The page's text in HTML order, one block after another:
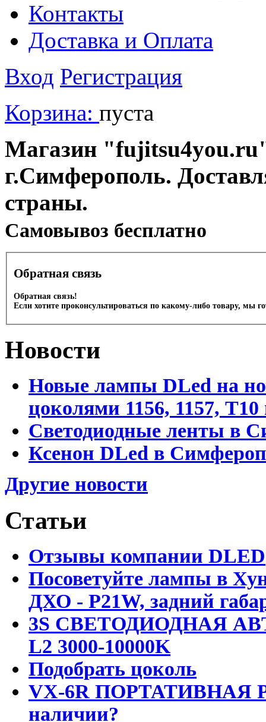
Контакты
Доставка и Оплата
Вход Регистрация
Корзина: пуста
Магазин
г.Симферополь.
страны.
Cамовывоз бесплатно
Обратная связь
Обратная связь!
Если хотите проконсультироваться по какому-либо товару, мы
Новости
Новые лампы DLed на
цоколями 1156, 1157,
Светодиодные ленты в
Ксенон DLed в
Другие новости
Статьи
Отзывы компании DLED
Посоветуйте лампы в
ДХО - P21W, задний
3S СВЕТОДИОДНАЯ
L2 3000-10000K
Подобрать цоколь
VX-6R ПОРТАТИВНАЯ
наличии?